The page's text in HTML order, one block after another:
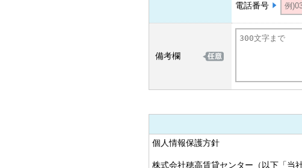
電話番号
備考欄
個人情報保護方針
株式会社穂高賃貸センター（以下「当